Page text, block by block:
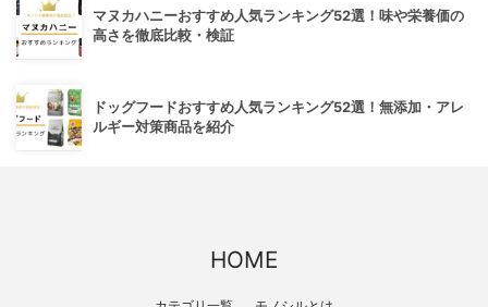
マヌカハニーおすすめ人気ランキング52選！味や栄養価の
高さを徹底比較・検証
ドッグフードおすすめ人気ランキング52選！無添加・アレ
ルギー対策商品を紹介
HOME